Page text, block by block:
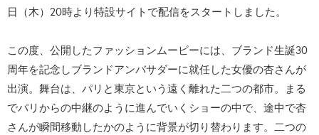
日（木）20時より特設サイトで配信をスタートしました。
この度、公開したファッションムービーには、ブランド生誕30
周年を記念しブランドアンバサダーに就任した女優の杏さんが
出演。舞台は、パリと東京という遠く離れた二つの都市。まる
でパリからの中継のように進んでいくショーの中で、途中で杏
さんが瞬間移動したかのように背景が切り替わります。二つの